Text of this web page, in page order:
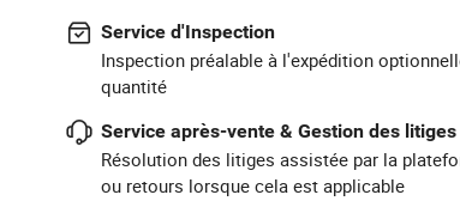
Service d'Inspection
Inspection préalable à l'expédition
quantité
Service après-vente & Gestion des litiges
Résolution des litiges assistée par la
ou retours lorsque cela est applicable